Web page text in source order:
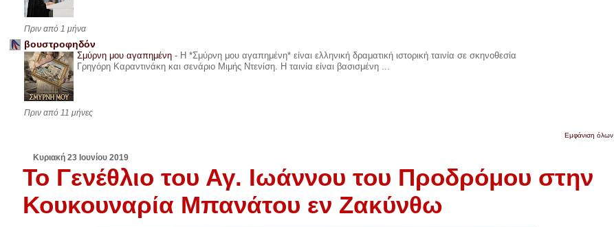
Πριν από 1 μήνα
βουστροφηδόν
Σμύρνη μου αγαπημένη - Η *Σμύρνη μου αγαπημένη* είναι ελληνική δραματική ιστορική ταινία σε σκηνοθεσία
Γρηγόρη Καραντινάκη και σενάριο Μιμής Ντενίση. Η ταινία είναι βασισμένη ...
Πριν από 11 μήνες
Εμφάνιση όλων
Κυριακή 23 Ιουνίου 2019
Το Γενέθλιο του Αγ. Ιωάννου του Προδρόμου στην
Κουκουναρία Μπανάτου εν Ζακύνθω